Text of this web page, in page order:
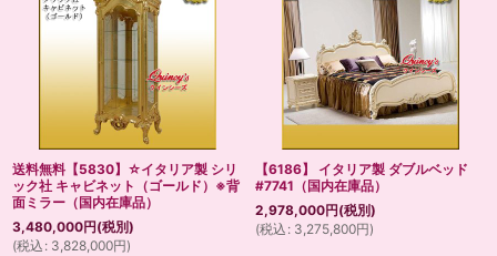
送料無料【5830】☆イタリア製 シリ
ック社 キャビネット（ゴールド）※背
面ミラー（国内在庫品）
3,480,000円(税別)
(税込 : 3,828,000円)
【6186】 イタリア製 ダブルベッド
#7741（国内在庫品）
2,978,000円(税別)
(税込 : 3,275,800円)